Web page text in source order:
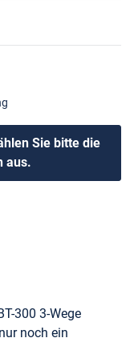
Sie bitte die
aus.
300 3-Wege
noch ein